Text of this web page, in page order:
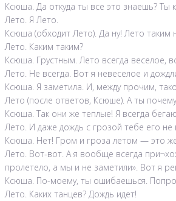
Ксюша. Да откуда ты все это знаешь? Ты
Лето. Я Лето.
Ксюша (обходит Лето). Да ну! Лето таким
Лето. Каким таким?
Ксюша. Грустным. Лето всегда веселое,
Лето. Не всегда. Вот я невеселое и
Ксюша. Я заметила. И, между прочим,
Лето (после ответов, Ксюше). А ты
Ксюша. Так они же теплые! Я всегда
Лето. И даже дождь с грозой тебе его не
Ксюша. Нет! Гром и гроза летом — это
Лето. Вот-вот. А я вообще всегда
пролетело, а мы и не заметили». Вот я
Ксюша. По-моему, ты ошибаешься.
Лето. Каких танцев? Дождь идет!